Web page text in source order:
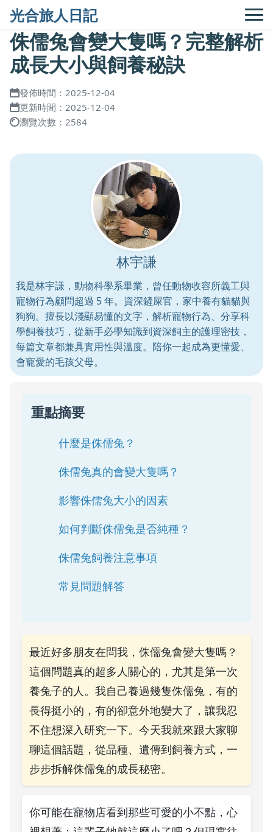
光合旅人日記
侏儒兔會變大隻嗎？完整解析
成長大小與飼養秘訣
發佈時間：2025-12-04
更新時間：2025-12-04
瀏覽次數：2584
林宇謙
我是林宇謙，動物科學系畢業，曾任動物收容所義工與
寵物行為顧問超過 5 年。資深鏟屎官，家中養有貓貓與
狗狗。擅長以淺顯易懂的文字，解析寵物行為、分享科
學飼養技巧，從新手必學知識到資深飼主的護理密技，
每篇文章都兼具實用性與溫度。陪你一起成為更懂愛、
會寵愛的毛孩父母。
重點摘要
什麼是侏儒兔？
侏儒兔真的會變大隻嗎？
影響侏儒兔大小的因素
如何判斷侏儒兔是否純種？
侏儒兔飼養注意事項
常見問題解答
最近好多朋友在問我，侏儒兔會變大隻嗎？
這個問題真的超多人關心的，尤其是第一次
養兔子的人。我自己養過幾隻侏儒兔，有的
長得挺小的，有的卻意外地變大了，讓我忍
不住想深入研究一下。今天我就來跟大家聊
聊這個話題，從品種、遺傳到飼養方式，一
步步拆解侏儒兔的成長秘密。
你可能在寵物店看到那些可愛的小不點，心